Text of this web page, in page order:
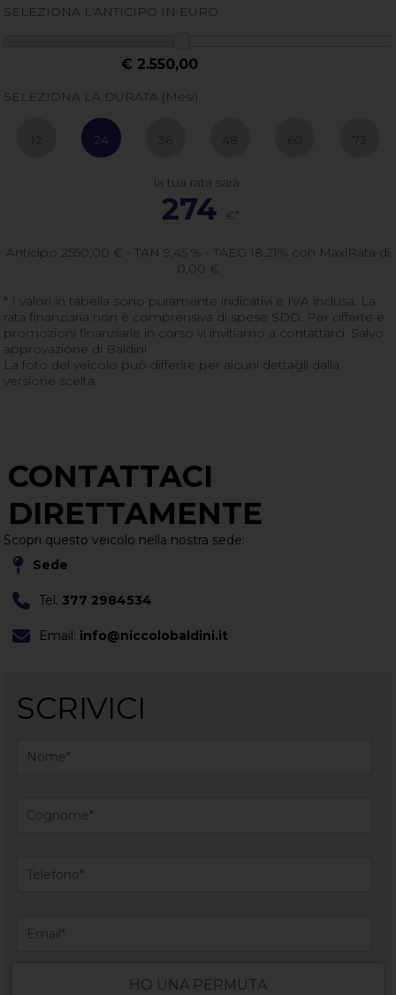
SELEZIONA L'ANTICIPO IN EURO
€ 2.550,00
SELEZIONA LA DURATA (Mesi)
12 24 36 48 60 72
la tua rata sarà:
274 €*
Anticipo 2550,00 € - TAN 9,45 % - TAEG 18.21% con MaxiRata di
0,00 €
* I valori in tabella sono puramente indicativi e IVA inclusa. La
rata finanziaria non è comprensiva di spese SDD. Per offerte e
promozioni finanziarie in corso vi invitiamo a contattarci. Salvo
approvazione di Baldini
La foto del veicolo può differire per alcuni dettagli dalla
versione scelta.
CONTATTACI
DIRETTAMENTE
Scopri questo veicolo nella nostra sede:
Sede
Tel. 377 2984534
Email: info@niccolobaldini.it
SCRIVICI
HO UNA PERMUTA